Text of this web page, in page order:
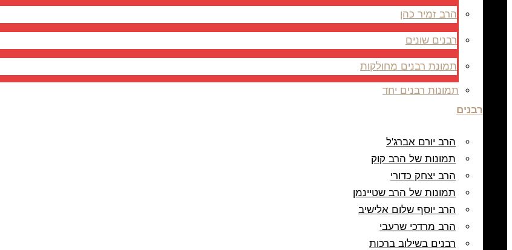
הרב זמיר כהן
רבנים שונים
תמונת רבנים מחולקות
תמונות רבנים יחד
רבנים
הרב יורם אברג'ל
תמונות של הרב קוק
הרב יצחק כדורי
תמונות של הרב שטיינמן
הרב יוסף שלום אלישיב
הרב מרדכי שרעבי
רבנים בשילוב ברכות